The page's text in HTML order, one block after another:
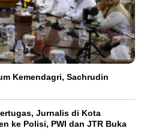
Kemendagri, Sachrudin
Jurnalis di Kota
ke Polisi, PWI dan JTR Buka